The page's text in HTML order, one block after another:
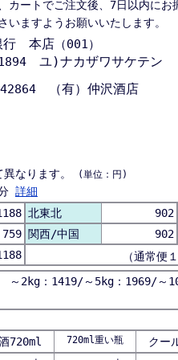
カートでご注文後、7日以内にお
ますようお願いいたします。
行 本店（001）
ユ)ナカザワサケテン
（有）仲沢酒店
異なります。 (単位：円)
詳細
北東北 902
759 関西/中国 902
（通常便
～2kg：1419/～5kg：1969/～
720ml 720ml重い瓶
クー